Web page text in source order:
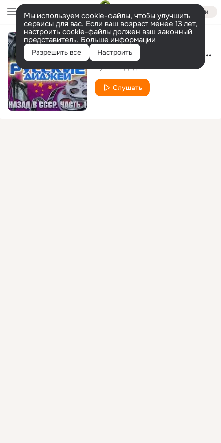
Войти
Мы используем cookie-файлы, чтобы улучшить
сервисы для вас. Если ваш возраст менее 13 лет,
настроить cookie-файлы должен ваш законный
представитель. Больше информации
Разрешить все Настроить Бриллиантовая Рука (Песня Про Зайцев)
Слушать